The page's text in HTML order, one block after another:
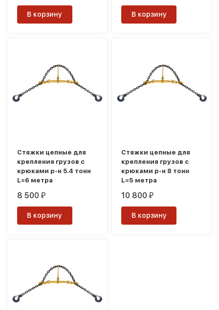
В корзину В корзину
Стяжки цепные для
крепления грузов с
крюками р-н 5.4 тонн
L=6 метра
8 500₽
В корзину
Стяжки цепные для
крепления грузов с
крюками р-н 8 тонн
L=5 метра
10 800₽
В корзину